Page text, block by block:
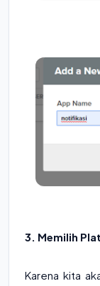
3. Memilih
Karena kita